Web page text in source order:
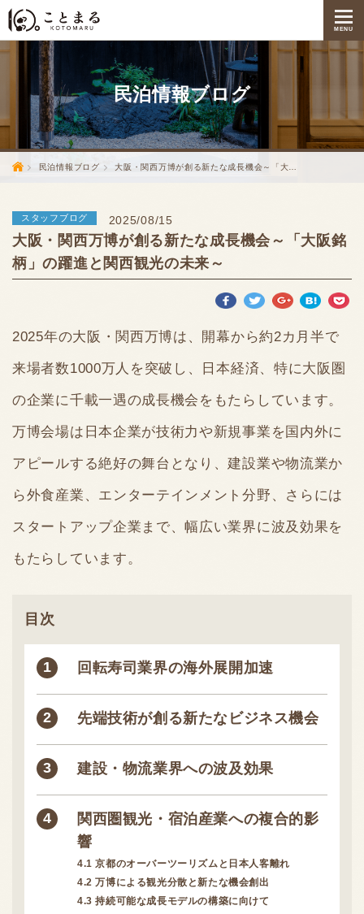
MENU
民泊情報ブログ
民泊情報ブログ 大阪・関西万博が創る新たな成長機会～「大…
スタッフブログ 2025/08/15
大阪・関西万博が創る新たな成長機会～「大阪銘
柄」の躍進と関西観光の未来～
2025年の大阪・関西万博は、開幕から約2カ月半で
来場者数1000万人を突破し、日本経済、特に大阪圏
の企業に千載一遇の成長機会をもたらしています。
万博会場は日本企業が技術力や新規事業を国内外に
アピールする絶好の舞台となり、建設業や物流業か
ら外食産業、エンターテインメント分野、さらには
スタートアップ企業まで、幅広い業界に波及効果を
もたらしています。
目次
回転寿司業界の海外展開加速
先端技術が創る新たなビジネス機会
建設・物流業界への波及効果
関西圏観光・宿泊産業への複合的影
響
4.1 京都のオーバーツーリズムと日本人客離れ
4.2 万博による観光分散と新たな機会創出
4.3 持続可能な成長モデルの構築に向けて